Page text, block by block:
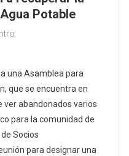
Potable
una Asamblea para
que se encuentra en
ver abandonados varios
para la comunidad de
Socios
para designar una